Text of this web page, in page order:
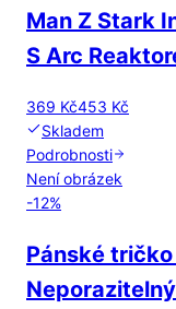
Man Z Stark
S Arc
369 Kč453 Kč
Skladem
Podrobnosti
Není obrázek
-12%
Pánské